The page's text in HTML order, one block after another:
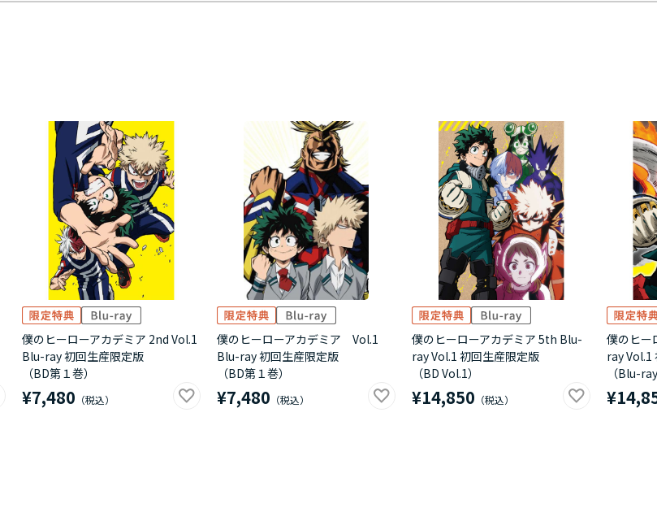
僕のヒーローアカデミア 2nd Vol.1
Blu-ray 初回生産限定版
（BD第１巻）
¥7,480
僕のヒーローアカデミア Vol.1
Blu-ray 初回生産限定版
（BD第１巻）
¥7,480
僕のヒーローアカデミア 5th Blu-
ray Vol.1 初回生産限定版
（BD Vol.1）
¥14,850
僕のヒー
ray Vol.1
（Blu-